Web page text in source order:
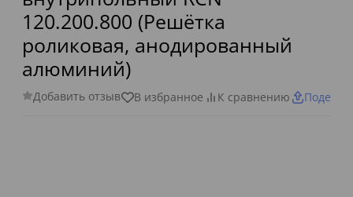
120.200.800 (Решётка
роликовая, анодированный
алюминий)
Добавить отзыв В избранное К сравнению